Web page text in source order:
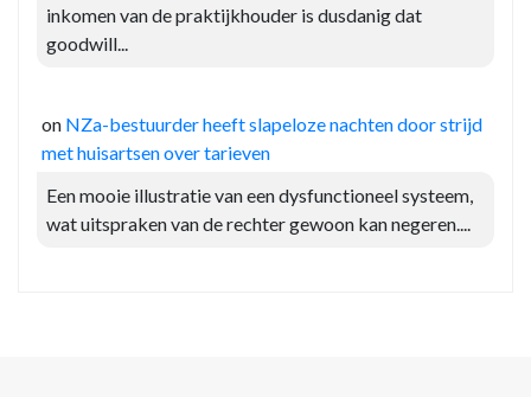
inkomen van de praktijkhouder is dusdanig dat
goodwill...
on NZa-bestuurder heeft slapeloze nachten door strijd
met huisartsen over tarieven
Een mooie illustratie van een dysfunctioneel systeem,
wat uitspraken van de rechter gewoon kan negeren....